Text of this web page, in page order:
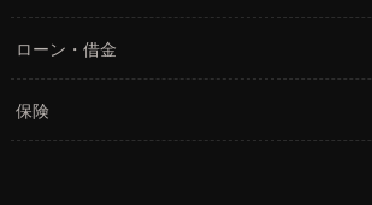
ローン・借金
保険